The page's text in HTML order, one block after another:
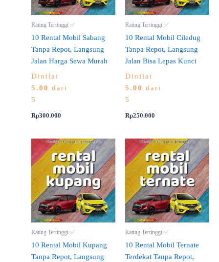
Rating Tertinggi ✅
10 Rental Mobil Sabang
Tanpa Repot, Langsung
Jalan Harga Sewa Murah
Dinilai
5.00 dari
5
Rp300.000
Rating Tertinggi ✅
10 Rental Mobil Ciledug
Tanpa Repot, Langsung
Jalan Bisa Lepas Kunci
Dinilai
5.00 dari
5
Rp250.000
Rating Tertinggi ✅
10 Rental Mobil Kupang
Tanpa Repot, Langsung
Rating Tertinggi ✅
10 Rental Mobil Ternate
Terdekat Tanpa Repot,